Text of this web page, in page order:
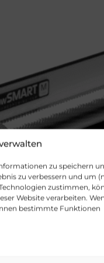
zu speichern
zu verbessern und um
zustimmen,
Website verarbeiten.
bestimmte Funktionen